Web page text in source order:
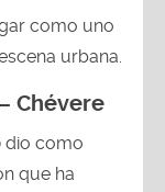
como uno
urbana.
Chévere
dio como
que ha